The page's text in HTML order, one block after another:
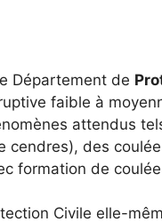
Département de
faible à
attendus
cendres), des
formation de
Civile elle-